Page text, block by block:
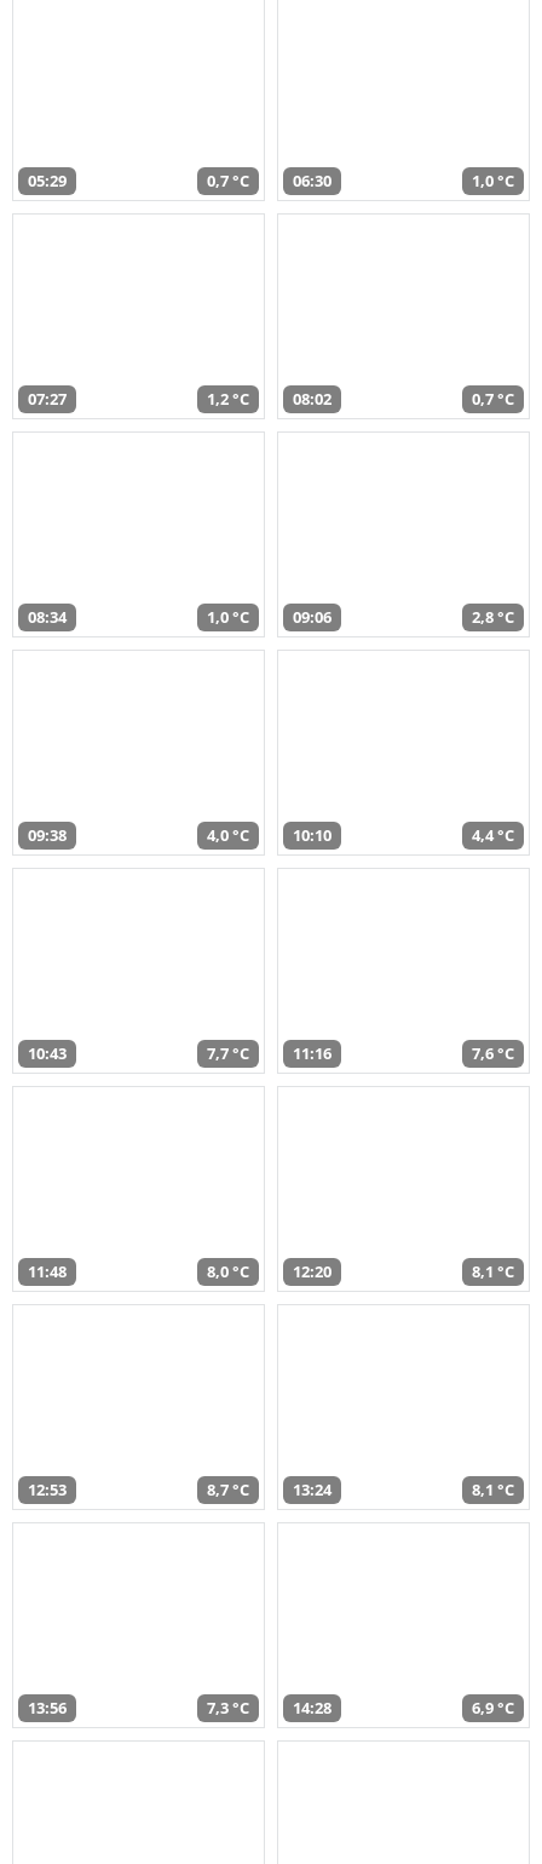
05:29 0,7 °C 06:30 1,0 °C
07:27 1,2 °C 08:02 0,7 °C
08:34 1,0 °C 09:06 2,8 °C
09:38 4,0 °C 10:10 4,4 °C
10:43 7,7 °C 11:16 7,6 °C
11:48 8,0 °C 12:20 8,1 °C
12:53 8,7 °C 13:24 8,1 °C
13:56 7,3 °C 14:28 6,9 °C